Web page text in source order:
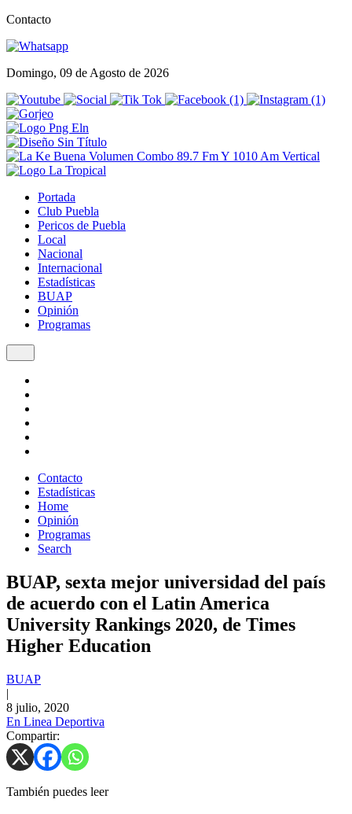
Contacto
Domingo, 09 de Agosto de 2026
Portada
Club Puebla
Pericos de Puebla
Local
Nacional
Internacional
Estadísticas
BUAP
Opinión
Programas
Contacto
Estadísticas
Home
Opinión
Programas
Search
BUAP, sexta mejor universidad del país
de acuerdo con el Latin America
University Rankings 2020, de Times
Higher Education
BUAP
|
8 julio, 2020
En Linea Deportiva
Compartir:
También puedes leer